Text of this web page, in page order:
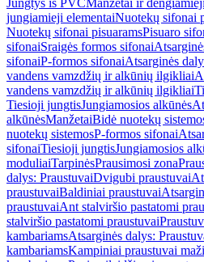
Jungtys iš PVCManžetai ir
jungiamieji elementaiNuotekų sifonai
Nuotekų sifonai pisuaramsPisuaro
sifonaiSraigės formos sifonai
sifonaiP-formos sifonaiAtsarginės
vandens vamzdžių ir alkūnių ilgikliai
vandens vamzdžių ir alkūnių ilgikliai
Tiesioji jungtisJungiamosios alkūnės
alkūnėsManžetaiBidė nuotekų
nuotekų sistemosP-formos sifonai
sifonaiTiesioji jungtisJungiamosios
moduliaiTarpinėsPrausimosi zona
dalys: PraustuvaiDvigubi praustuvai
praustuvaiBaldiniai praustuvai
praustuvaiAnt stalviršio pastatomi
stalviršio pastatomi praustuvai
kambariamsAtsarginės dalys:
kambariamsKampiniai praustuvai